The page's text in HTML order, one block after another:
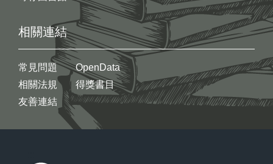
相關連結
常見問題
相關法規
友善連結
OpenData
得獎書目